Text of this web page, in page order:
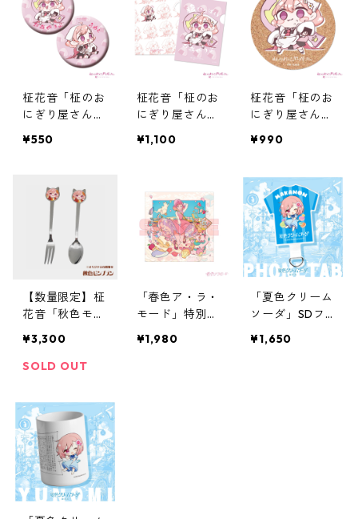
柾花音「柾のお
にぎり屋さん」
バッジ
¥550
柾花音「柾のお
にぎり屋さん」
（2種）
¥1,100
柾花音「柾のお
にぎり屋さん」
¥990
【数量限定】柾
花音「秋色モン
プーンorフォー
ク 2本セット
¥3,300
SOLD OUT
「春色ア・ラ・
モード」特別版
ドタオル
¥1,980
「夏色クリーム
ソーダ」SDフ
¥1,650